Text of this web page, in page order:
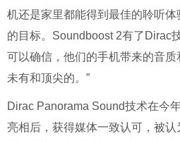
机还是家里都能得到最佳的聆听
的目标。Soundboost 2有了Dirac
可以确信，他们的手机带来的音
未有和顶尖的。”
Dirac Panorama Sound技术在今
亮相后，获得媒体一致认可，被